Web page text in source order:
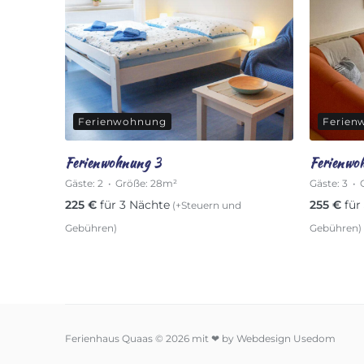
Ferienwohnung
Ferienwohnung 3
Gäste: 2 Größe: 28m²
225 € für 3 Nächte (+Steuern und
Gebühren)
Gäste: 3
255 € für
Gebühren)
Ferienhaus Quaas © 2026 mit ❤ by Webdesign Usedom